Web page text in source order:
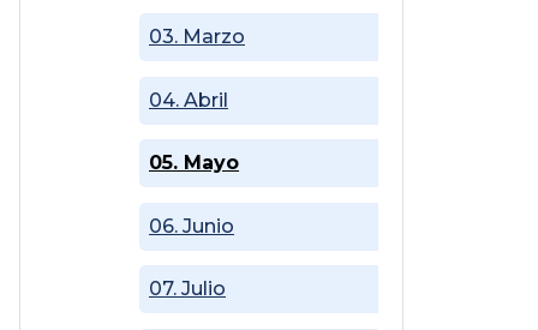
03. Marzo
04. Abril
05. Mayo
06. Junio
07. Julio